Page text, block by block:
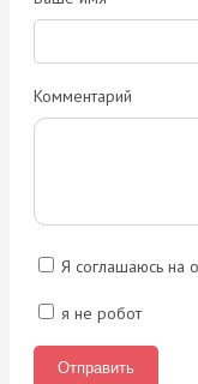
Комментарий
Я соглашаюсь на
я не робот